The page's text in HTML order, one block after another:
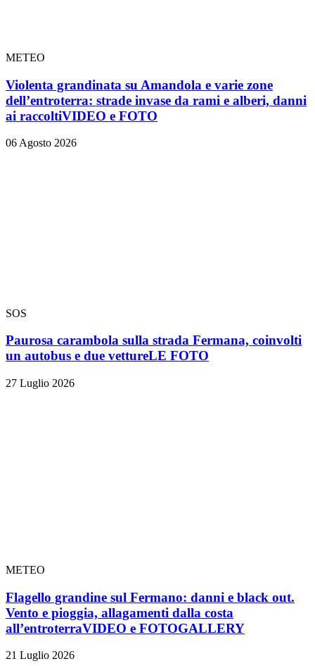
METEO
Violenta grandinata su Amandola e varie zone
dell’entroterra: strade invase da rami e alberi, danni
ai raccoltiVIDEO e FOTO
06 Agosto 2026
SOS
Paurosa carambola sulla strada Fermana, coinvolti
un autobus e due vettureLE FOTO
27 Luglio 2026
METEO
Flagello grandine sul Fermano: danni e black out.
Vento e pioggia, allagamenti dalla costa
all’entroterraVIDEO e FOTOGALLERY
21 Luglio 2026